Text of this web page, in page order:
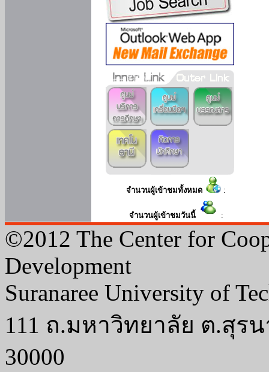
จำนวนผู้เข้าชมทั้งหมด :
จำนวนผู้เข้าชมวันนี้ :
©2012 The Center for
Development
Suranaree University of
111 ถ.มหาวิทยาลัย ต.สุร
30000